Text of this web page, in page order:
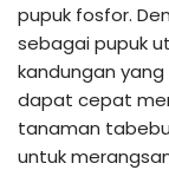
pupuk fosfor.
sebagai pupuk
kandungan
dapat cepat
tanaman
untuk